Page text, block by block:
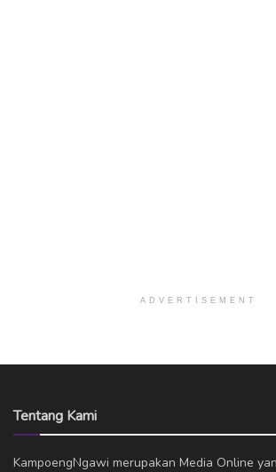
ADVERTISEMENT
Tentang Kami
KampoengNgawi merupakan Media Online